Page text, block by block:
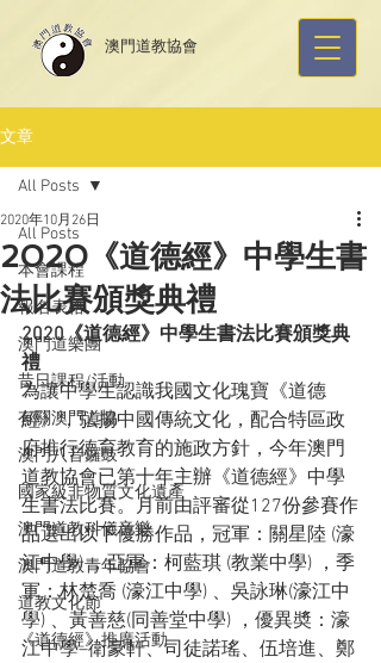
​澳門道教協會
文章
All Posts
本會課程
報名表格
澳門道樂團
昔日課程/活動
有關澳門道協
澳門八音鑼鼓
國家級非物質文化遺產
澳門道教科儀音樂
澳門道教青年協會
道教文化節
《道德經》推廣活動
All Posts
2020《道德經》中學生書
法比賽頒獎典禮
2020年10月26日
2020《道德經》中學生書法比賽頒獎典
禮
為讓中學生認識我國文化瑰寶《道德
經》，弘揚中國傳統文化，配合特區政
府推行德育教育的施政方針，今年澳門
道教協會已第十年主辦《道德經》中學
生書法比賽。月前由評審從127份參賽作
品選出以下優勝作品，冠軍：關星陸 (濠
江中學) ，亞軍：柯藍琪 (教業中學) ，季
軍：林楚喬 (濠江中學) 、吳詠琳(濠江中
學) 、黃善慈(同善堂中學) ，優異奬：濠
江中學–衛豪軒、司徒諾瑤、伍培進、鄭